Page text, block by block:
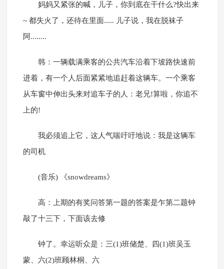
妈妈又紧张的喊，儿子，你到底在干什么?快出来
~ 都失火了，还待在里面..... 儿子说，我在脱袜子
阿........
韩：一辆载满乘客的公共汽车沿着下坡路快速前
进着，有一个人后面紧紧地追赶着这辆车。一个乘客
从车窗中伸出头来对追车子的人：老兄!算啦，你追不
上的!
我必须追上它，这人气喘吁吁地说：我是这辆车
的司机
(音乐) 《snowdreams》
高：上期的有奖问答第一题的答案是乍第二题钟
敲了十三下，下面该去修
钟了。幸运听众是：三(1)班储楚、四(1)班吴玉
蒙、六(2)班顾林桐、六